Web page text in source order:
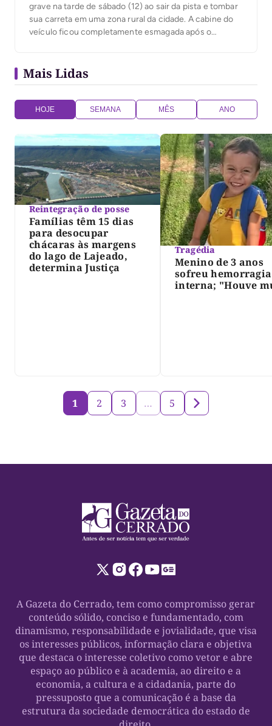
grave na tarde de sábado (12) ao sair da pista e tombar
sua carreta em uma zona rural da cidade. A cabine do
veículo ficou completamente esmagada após o
informações da Polícia […]
Mais Lidas
HOJE SEMANA MÊS ANO
Reintegração de posse
Famílias têm 15 dias
para desocupar
chácaras às margens
do lago de Lajeado,
determina Justiça
Tragédia
Menino de 3 anos
sofreu hemorragia
interna; "Houve
1 2 3 … 5
A Gazeta do Cerrado, tem como compromisso gerar
conteúdo sólido, conciso e fundamentado, com
dinamismo, responsabilidade e jovialidade, que visa
os interesses públicos, informação clara e objetiva
que destaca o interesse coletivo como vetor e abre
espaço ao público e à academia, ao direito e a
economia, a cultura e a cidadania, parte do
pressuposto que a comunicação é a base da
estrutura da sociedade democrática do estado de